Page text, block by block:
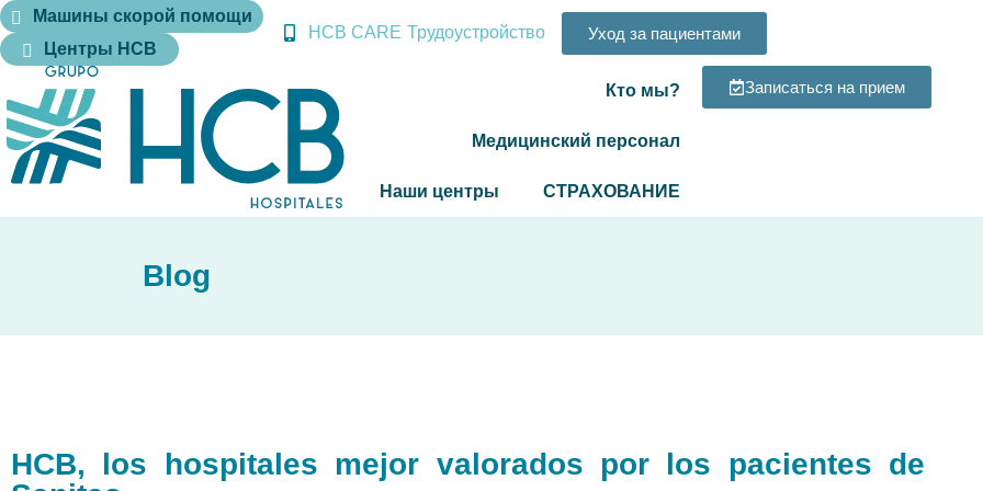
Машины скорой помощи
Центры HCB
HCB CARE Трудоустройство Уход за пациентами
Кто мы?
Медицинский персонал
Наши центры СТРАХОВАНИЕ
Записаться на прием
Blog
HCB, los hospitales mejor valorados por los pacientes de